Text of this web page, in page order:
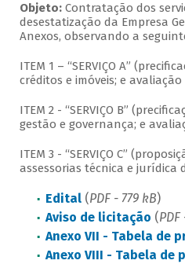
Objeto: Contratação dos
desestatização da Empresa
Anexos, observando a
ITEM 1 – “SERVIÇO A”
créditos e imóveis; e
ITEM 2 - “SERVIÇO B”
gestão e governança; e
ITEM 3 - “SERVIÇO C”
assessorias técnica e
Edital(PDF - 779 kB)
Aviso de licitação (PDF
Anexo VII - Tabela de
Anexo VIII - Tabela de